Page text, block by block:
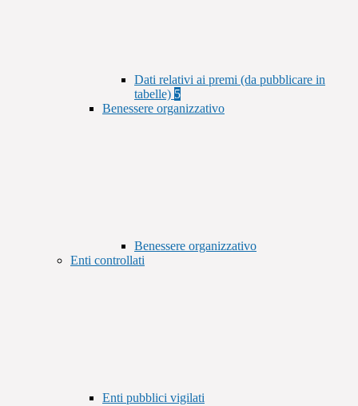
Dati relativi ai premi (da pubblicare in
tabelle) 5
Benessere organizzativo
Benessere organizzativo
Enti controllati
Enti pubblici vigilati